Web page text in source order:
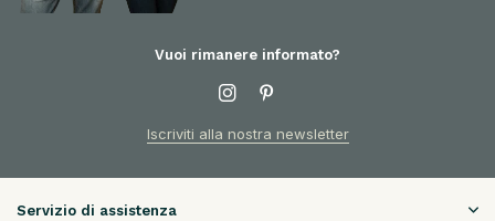
Vuoi rimanere informato?
Iscriviti alla nostra newsletter
Servizio di assistenza